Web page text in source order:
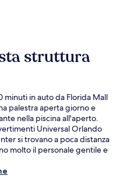
struttura
minuti in auto da Florida Mall
palestra aperta giorno e
nella piscina all'aperto.
Universal Orlando
si trovano a poca distanza
molto il personale gentile e